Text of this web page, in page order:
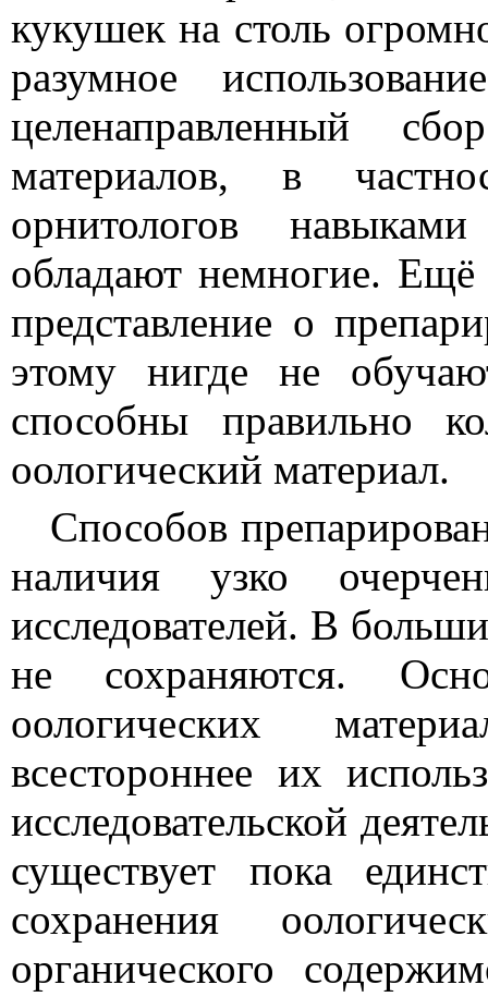
кукушек на столь
разумное
целенаправленный
материалов, в
орнитологов
обладают немногие. Ещё
представление о
этому нигде не
способны правильно
оологический материал.
Способов
наличия узко
исследователей. В
не сохраняются.
оологических
всестороннее их
исследовательской
существует пока
сохранения
органического